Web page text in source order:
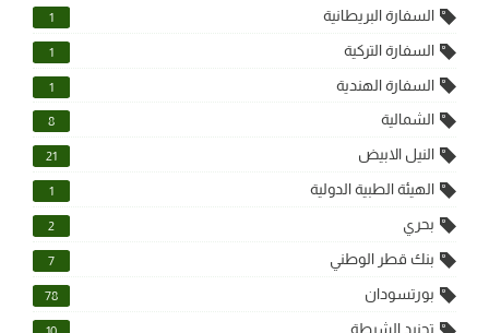
السفارة البريطانية 1
السفارة التركية 1
السفارة الهندية 1
الشمالية 8
النيل الابيض 21
الهيئة الطبية الدولية 1
بحري 2
بنك قطر الوطني 7
بورتسودان 78
تجنيد الشرطة